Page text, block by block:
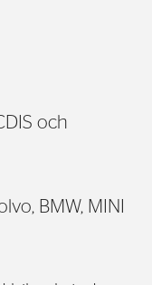
och
BMW, MINI